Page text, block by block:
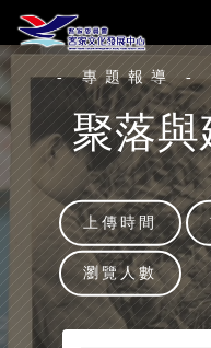
- 專題報導 -
聚落
上傳時間
瀏覽人數